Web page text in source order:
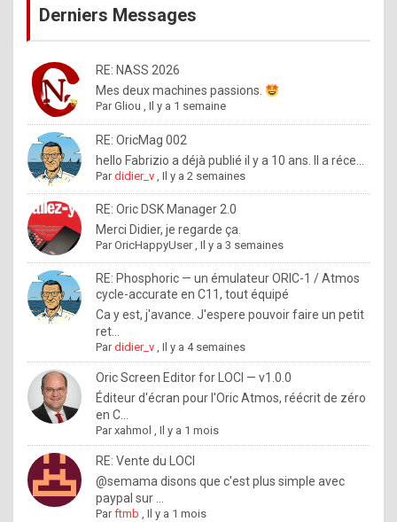
%
a
d
e
b
y
R
o
l
e
.
I
f
y
u
w
Derniers Messages
RE: NASS 2026
Mes deux machines passions.
ParGliou ,Il y a 1 semaine
RE: OricMag 002
hello Fabrizio a déjà publié il y a 10 ans. Il a réce...
Pardidier_v ,Il y a 2 semaines
RE: Oric DSK Manager 2.0
Merci Didier, je regarde ça.
ParOricHappyUser,Il y a 3 semaines
RE: Phosphoric — un émulateur ORIC-1 / Atmos
cycle-accurate en C11, tout équipé
Ca y est, j'avance. J'espere pouvoir faire un petit
ret...
Pardidier_v ,Il y a 4 semaines
Oric Screen Editor for LOCI — v1.0.0
Éditeur d'écran pour l'Oric Atmos, réécrit de zéro
en C...
Parxahmol ,Il y a 1 mois
RE: Vente du LOCI
@semama disons que c'est plus simple avec
paypal sur ...
Parftmb ,Il y a 1 mois